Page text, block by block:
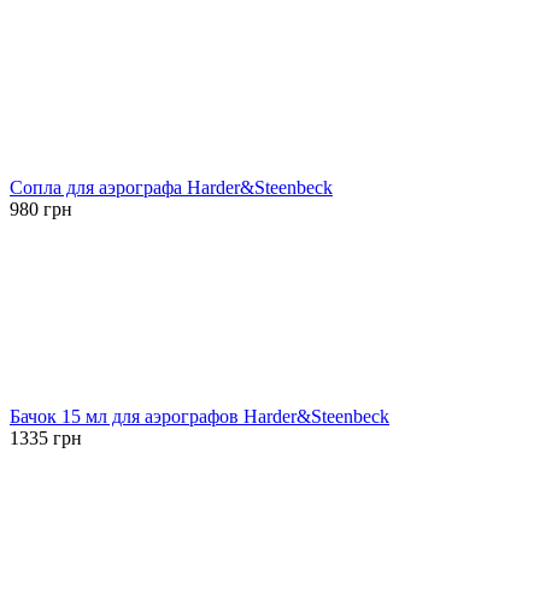
Сопла для аэрографа Harder&Steenbeck
980 грн
Бачок 15 мл для аэрографов Harder&Steenbeck
1335 грн